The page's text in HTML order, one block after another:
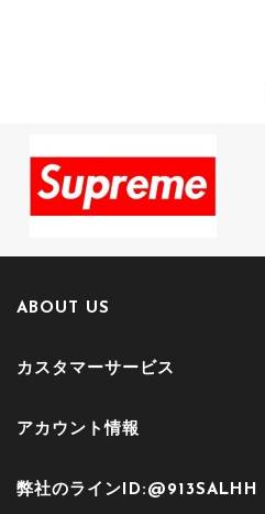
ABOUT US
カスタマーサービス
アカウント情報
弊社のラインID:@913SALHH